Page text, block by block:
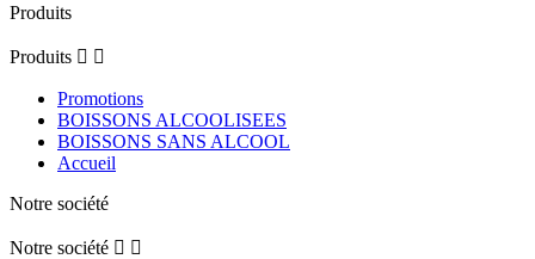
Produits
Produits  
Promotions
BOISSONS ALCOOLISEES
BOISSONS SANS ALCOOL
Accueil
Notre société
Notre société  